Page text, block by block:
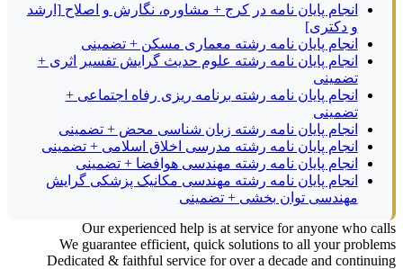
انجام پایان نامه در کرج + مشاوره، نگارش و اصلاح [ارشد
و دکتری]
انجام پایان نامه رشته معماری مسکن + تضمینی
انجام پایان نامه رشته علوم حدیث گرایش تفسیر اثری +
تضمینی
انجام پایان نامه رشته برنامه ریزی رفاه اجتماعی +
تضمینی
انجام پایان نامه رشته زبان شناسی محض + تضمینی
انجام پایان نامه رشته مدرسی اخلاق اسلامی + تضمینی
انجام پایان نامه رشته مهندسی هوافضا + تضمینی
انجام پایان نامه رشته مهندسی مکانیک پزشکی گرایش
مهندسی توان بخشی + تضمینی
Our experienced help is at service for anyone who calls
We guarantee efficient, quick solutions to all your problems
Dedicated & faithful service for over a decade and continuing